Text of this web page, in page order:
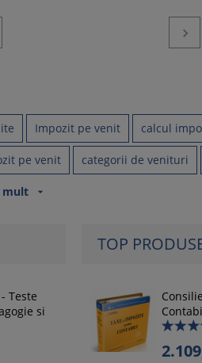

Impozit pe venit calcul
pe venit categorii de venituri
mult arrow_drop_down
Teste
si
TOP